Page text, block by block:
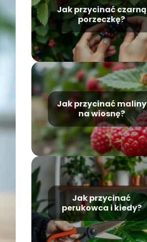
Jak przycinać czarną
porzeczkę?
Jak przycinać maliny
na wiosnę?
Jak przycinać
perukowca i kiedy?